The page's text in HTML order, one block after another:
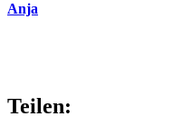
Anja
Teilen: